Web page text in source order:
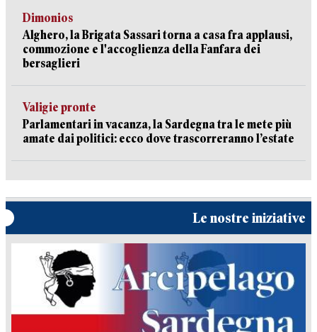
Dimonios
Alghero, la Brigata Sassari torna a casa fra applausi,
commozione e l'accoglienza della Fanfara dei
bersaglieri
Valigie pronte
Parlamentari in vacanza, la Sardegna tra le mete più
amate dai politici: ecco dove trascorreranno l’estate
Le nostre iniziative